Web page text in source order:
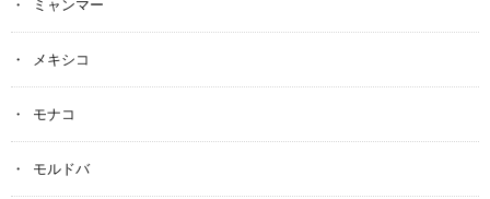
ミャンマー
メキシコ
モナコ
モルドバ